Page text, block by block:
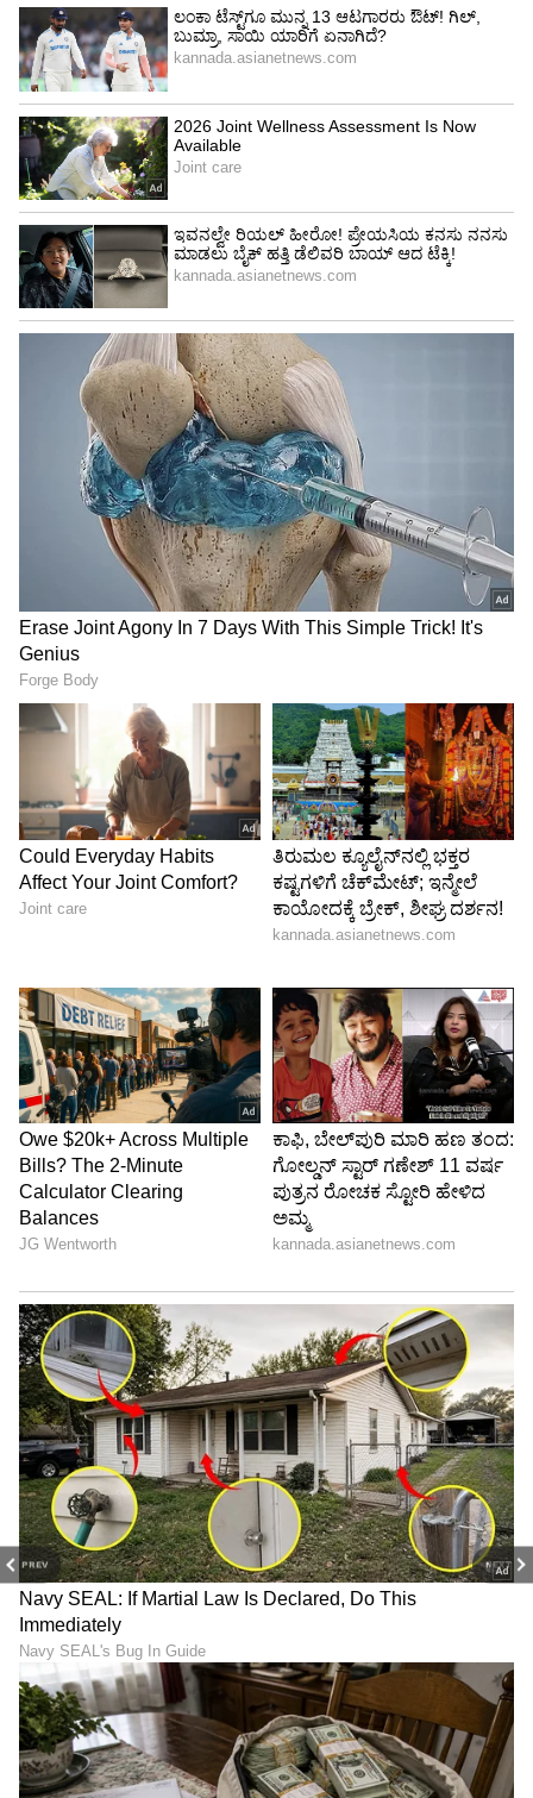
PREV NEXT
ಬಿಂಬಿಸಲಾಗುತ್ತಿದೆ.
ಅಧ್ಯಕ್ಷ ಹುದ್ದೆಗೆ ಯಾರೂ ಸಿದ್ಧರಿಲ್ಲ!:
ಕುತೂಹಲಕಾರಿ ಸಂಗತಿಯೆಂದರೆ, ಶಿವಕುಮಾರ್‌ ಅವರೇನೋ
ಕೆಪಿಸಿಸಿ ಅಧ್ಯಕ್ಷ ಗಾದಿ ಬಿಟ್ಟುಕೊಡುವ ಸಂದೇಶ
ರವಾನಿಸಿದ್ದರೂ ಈ ಹುದ್ದೆ ಅಲಂಕರಿಸುವ ಇರಾದೆ ರಾಜ್ಯದ
ಯಾವ ಪ್ರಮುಖ ನಾಯಕನು ಈವರೆಗೆ ವ್ಯಕ್ತಪಡಿಸುತ್ತಿಲ್ಲ.
ಇನ್ನು ಜಾತಿ ಲೆಕ್ಕಾಚಾರದ ಪ್ರಕಾರ ಒಕ್ಕಲಿಗರಾಗಿರುವ
ಶಿವಕುಮಾರ್‌ ಈ ಹುದ್ದೆಯಿಂದ ಬದಲಾದರೆ ಸದರಿ ಹುದ್ದೆ
ಲಿಂಗಾಯತರಿಗೆ ದೊರೆಯುವ ಸಾಧ್ಯತೆ ಹುಟ್ಟಿಕೊಳ್ಳುತ್ತದೆ.
ಏಕೆಂದರೆ, ಮುಖ್ಯಮಂತ್ರಿ ಸಿದ್ದರಾಮಯ್ಯ ಹಿಂದುಳಿದ ವರ್ಗಕ್ಕೆ
ಸೇರಿದ್ದರೆ, ಉಪ ಮುಖ್ಯಮಂತ್ರಿ ಡಿ.ಕೆ. ಶಿವಕುಮಾರ್‌
ಒಕ್ಕಲಿಗರು. ಪರಿಶಿಷ್ಟ ಸಮುದಾಯದ ಮಲ್ಲಿಕಾರ್ಜುನ ಖರ್ಗೆ
ಎಐಸಿಸಿ ಅಧ್ಯಕ್ಷರಾಗಿದ್ದಾರೆ. ಹೀಗಾಗಿ ಸದ್ಯಕ್ಕೆ ಲಿಂಗಾಯತರಿಗೆ
ವಾದವಿದೆ. ಆದರೆ, ಲಿಂಗಾಯತ ಸಮುದಾಯದ ಪಕ್ಷದ
ಮುಂಚೂಣಿ ನಾಯಕರಿಗೆ ಸದ್ಯಕ್ಕೆ ಕೆಪಿಸಿಸಿ ಹುದ್ದೆ
ಅಲಂಕರಿಸುವ ಯಾವುದೇ ಉಮೇದಿ ಇಲ್ಲ ಎಂದು ಮೂಲಗಳು
ತಿಳಿಸಿವೆ.